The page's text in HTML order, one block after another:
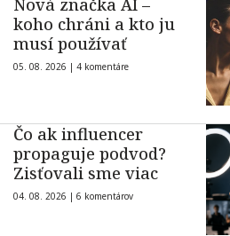
Nová značka AI –
koho chráni a kto ju
musí používať
05. 08. 2026 | 4 komentáre
Čo ak influencer
propaguje podvod?
Zisťovali sme viac
04. 08. 2026 | 6 komentárov